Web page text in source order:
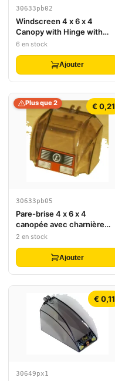
30633pb02
Windscreen 4 x 6 x 4
Canopy with Hinge with
'BRICK' Text and Grille
6 en stock
Ajouter
€ 0,21
Plus que 2
30633pb05
Pare-brise 4 x 6 x 4
canopée avec charnière
avec phares, grille et motif
'L' en cercle
2 en stock
Ajouter
€ 0,11
30649px1